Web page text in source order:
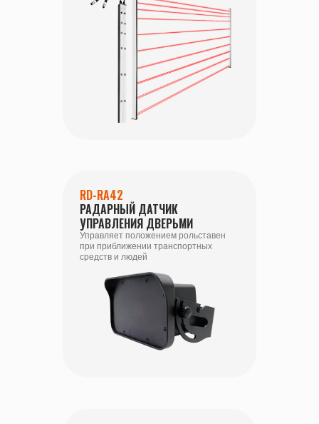
RD-RA42
РАДАРНЫЙ ДАТЧИК
УПРАВЛЕНИЯ ДВЕРЬМИ
Управляет положением рольставен
при приближении транспортных
средств и людей